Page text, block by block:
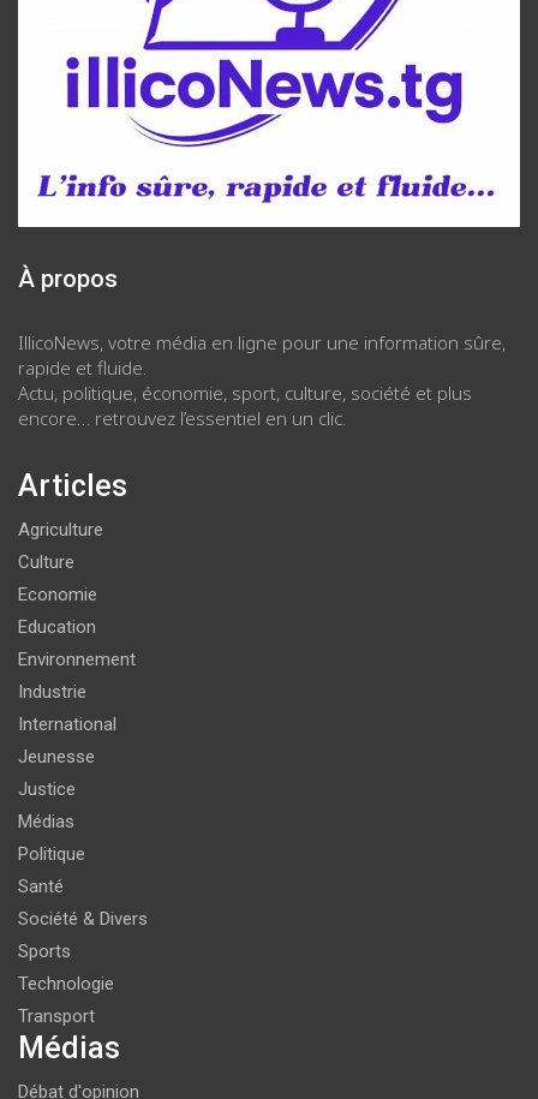
À propos
IllicoNews, votre média en ligne pour une information sûre,
rapide et fluide.
Actu, politique, économie, sport, culture, société et plus
encore… retrouvez l’essentiel en un clic.
Articles
Agriculture
Culture
Economie
Education
Environnement
Industrie
International
Jeunesse
Justice
Médias
Politique
Santé
Société & Divers
Sports
Technologie
Transport
Médias
Débat d'opinion